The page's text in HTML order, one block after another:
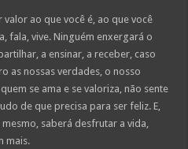
ao que você é, ao que você
fala, vive. Ninguém enxergará o
a ensinar, a receber, caso
as nossas verdades, o nosso
se ama e se valoriza, não sente
de que precisa para ser feliz. E,
saberá desfrutar a vida,
mais.